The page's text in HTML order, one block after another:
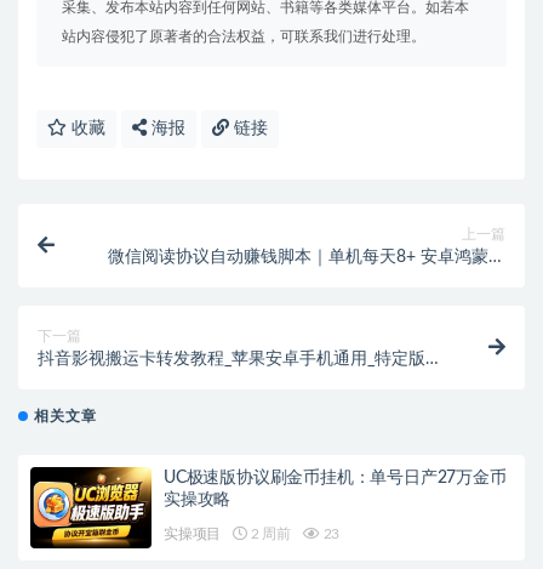
采集、发布本站内容到任何网站、书籍等各类媒体平台。如若本
站内容侵犯了原著者的合法权益，可联系我们进行处理。
收藏 海报 链接
上一篇
微信阅读协议自动赚钱脚本｜单机每天8+ 安卓鸿蒙云
下一篇
抖音影视搬运卡转发教程_苹果安卓手机通用_特定版本
相关文章
UC极速版协议刷金币挂机：单号日产27万金币
实操攻略
实操项目 2 周前 23